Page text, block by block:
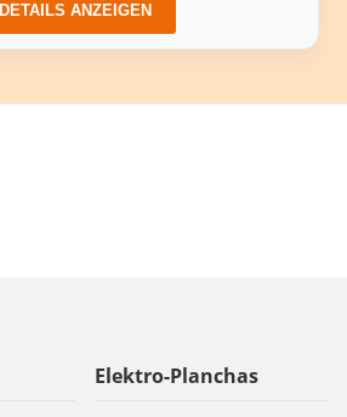
DETAILS ANZEIGEN
Elektro-Planchas